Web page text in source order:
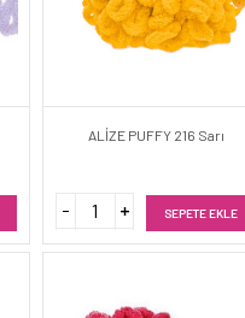
ALİZE PUFFY 216 Sarı
SEPETE EKLE